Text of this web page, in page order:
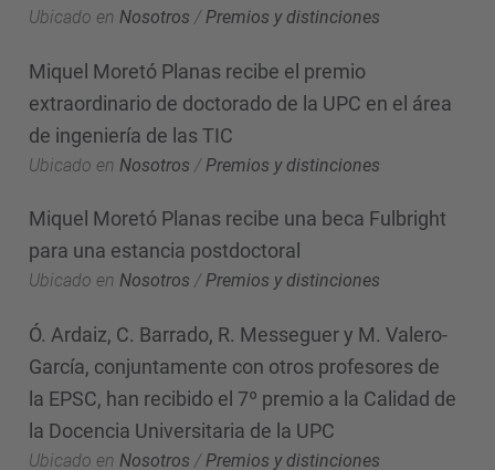
Ubicado en Nosotros /Premios y distinciones
Miquel Moretó Planas recibe el premio
extraordinario de doctorado de la UPC en el área
de ingeniería de las TIC
Ubicado en Nosotros / Premios y distinciones
Miquel Moretó Planas recibe una beca Fulbright
para una estancia postdoctoral
Ubicado en Nosotros /Premios y distinciones
Ó. Ardaiz, C. Barrado, R. Messeguer y M. Valero-
García, conjuntamente con otros profesores de
la EPSC, han recibido el 7º premio a la Calidad de
la Docencia Universitaria de la UPC
Ubicado en Nosotros / Premios y distinciones